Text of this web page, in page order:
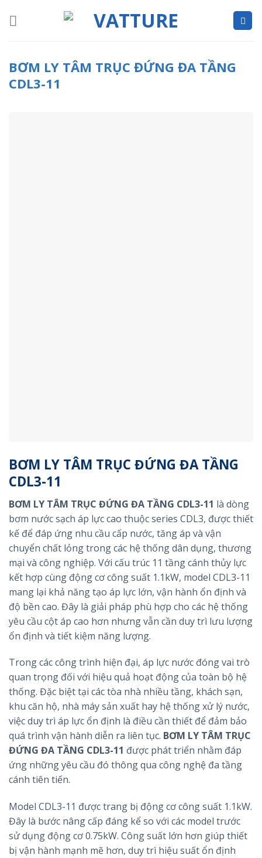
BƠM LY TÂM TRỤC ĐỨNG ĐA TẦNG
CDL3-11
BƠM LY TÂM TRỤC ĐỨNG ĐA TẦNG
CDL3-11
BƠM LY TÂM TRỤC ĐỨNG ĐA TẦNG CDL3-11 là dòng
bơm nước sạch áp lực cao thuộc series CDL3, được thiết
kế để đáp ứng nhu cầu cấp nước, tăng áp và vận
chuyển chất lỏng trong các hệ thống dân dụng, thương
mại và công nghiệp. Với cấu trúc 11 tầng cánh thủy lực
kết hợp cùng động cơ công suất 1.1kW, model CDL3-11
mang lại khả năng tạo áp lực lớn, vận hành ổn định và
độ bền cao. Đây là giải pháp phù hợp cho các hệ thống
yêu cầu cột áp cao hơn nhưng vẫn cần duy trì lưu lượng
ổn định và tiết kiệm năng lượng.
Trong các công trình hiện đại, áp lực nước đóng vai trò
quan trọng đối với hiệu quả hoạt động của toàn bộ hệ
thống. Đặc biệt tại các tòa nhà nhiều tầng, khách sạn,
khu căn hộ, nhà máy sản xuất hay hệ thống xử lý nước,
việc duy trì áp lực ổn định là điều cần thiết để đảm bảo
quá trình vận hành diễn ra liên tục. BƠM LY TÂM TRỤC
ĐỨNG ĐA TẦNG CDL3-11 được phát triển nhằm đáp
ứng những yêu cầu đó thông qua công nghệ đa tầng
cánh tiên tiến.
Model CDL3-11 được trang bị động cơ công suất 1.1kW.
Đây là bước nâng cấp đáng kể so với các model trước
sử dụng động cơ 0.75kW. Công suất lớn hơn giúp thiết
bị vận hành mạnh mẽ hơn, duy trì hiệu suất ổn định